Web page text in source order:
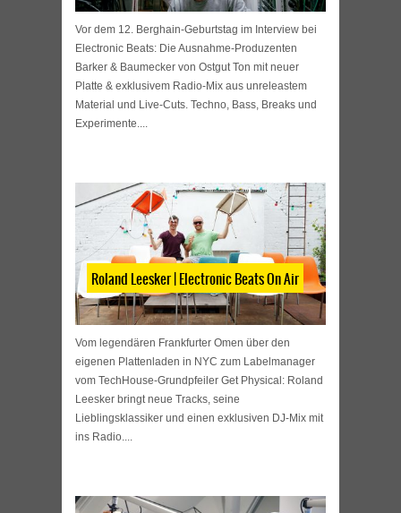
Vor dem 12. Berghain-Geburtstag im Interview bei
Electronic Beats: Die Ausnahme-Produzenten
Barker & Baumecker von Ostgut Ton mit neuer
Platte & exklusivem Radio-Mix aus unreleastem
Material und Live-Cuts. Techno, Bass, Breaks und
Experimente....
Roland Leesker | Electronic Beats On Air
Vom legendären Frankfurter Omen über den
eigenen Plattenladen in NYC zum Labelmanager
vom TechHouse-Grundpfeiler Get Physical: Roland
Leesker bringt neue Tracks, seine
Lieblingsklassiker und einen exklusiven DJ-Mix mit
ins Radio....